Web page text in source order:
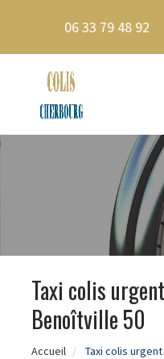
06 33 79 48 92
Taxi colis
Benoîtville 50
Accueil Taxi colis